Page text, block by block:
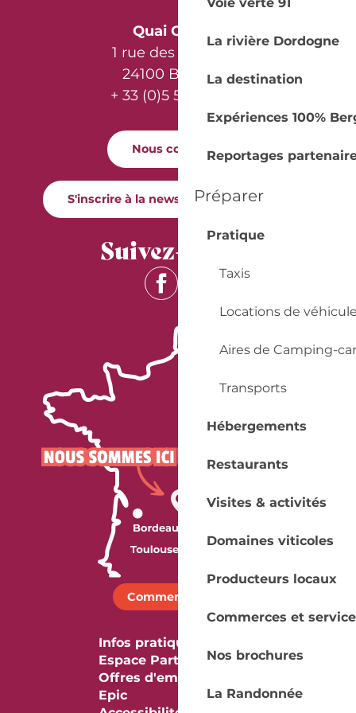
La rivière Dordogne
La destination
Expériences 100%
Reportages
Préparer
Pratique
Taxis
Locations de
Aires de Camping-car
Transports
Hébergements
Restaurants
Visites & activités
Domaines viticoles
Producteurs locaux
Commerces et
Nos brochures
La Randonnée
Quai Cyrano
1 rue des Récollets
24100 Bergerac
+ 33 (0)5 53 57 03 11
Nous contacter
S'inscrire à la newsletter Quai Cyrano
Suivez-nous !
Comment venir ?
Infos pratiques
Espace Partenaires
Offres d'emploi & stage
Epic